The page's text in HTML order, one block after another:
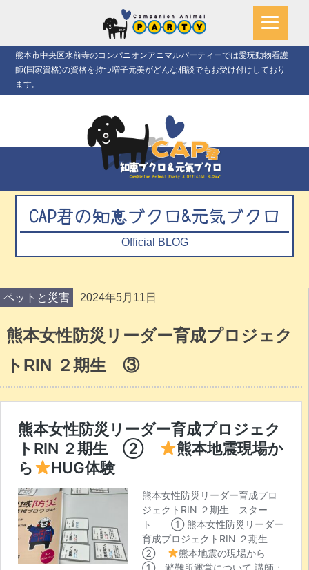
熊本市中央区水前寺のコンパニオンアニマルパーティーでは愛玩動物看護
師(国家資格)の資格を持つ増子元美がどんな相談でもお受け付けしており
ます。
CAP君の知恵ブクロ&元気ブクロ
Official BLOG
ペットと災害 2024年5月11日
熊本女性防災リーダー育成プロジェク
トRIN ２期生 ③